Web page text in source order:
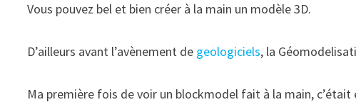
Vous pouvez bel et bien créer à la main un modèle 3D.
D’ailleurs avant l’avènement de geologiciels, la
Ma première fois de voir un blockmodel fait à la main, c’était